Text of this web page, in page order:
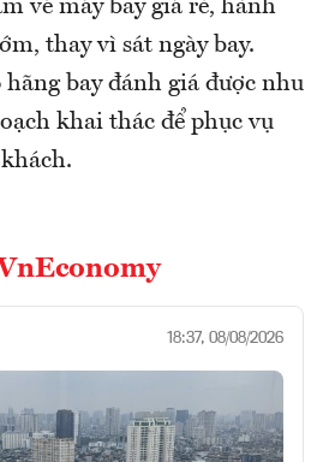
vé máy bay giá rẻ, hành
thay vì sát ngày bay.
bay đánh giá được nhu
khai thác để phục vụ
18:37, 08/08/2026